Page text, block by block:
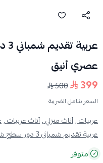
عصري أنيق
399
500
السعر شامل الضريبة
عربيات ,أثاث منزلي ,أثاث عربيات ,
عربية تقديم شمباني 3 دور سطح شفاف ,
متوفر